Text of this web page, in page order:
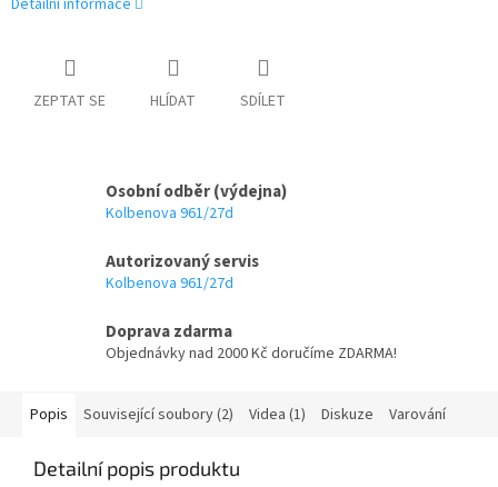
Detailní informace
ZEPTAT SE HLÍDAT SDÍLET
Osobní odběr (výdejna)
Kolbenova 961/27d
Autorizovaný servis
Kolbenova 961/27d
Doprava zdarma
Objednávky nad 2000 Kč doručíme ZDARMA!
Popis Související soubory (2) Videa (1) Diskuze Varování
Detailní popis produktu